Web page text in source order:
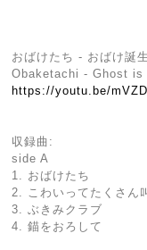
おばけたち - おばけ
Obaketachi - Ghost is
https://youtu.be/
収録曲:
side A
1. おばけたち
2. こわいってたくさん
3. ぶきみクラブ
4. 錨をおろして